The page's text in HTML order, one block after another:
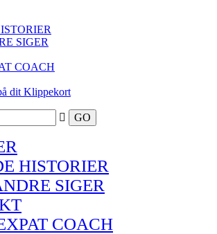
SIGER
COACH
dit Klippekort
HISTORIER
SIGER
COACH